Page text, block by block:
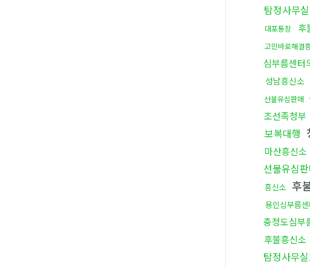
탐정사무
대포통장
후
고민바로해결
심부름센터
성남흥신소
선불유심판매
조선족청부
보복대행
마산흥신소
선불유심
흥신소 후
용인심부름
충청도심부
후불흥신소
탐정사무